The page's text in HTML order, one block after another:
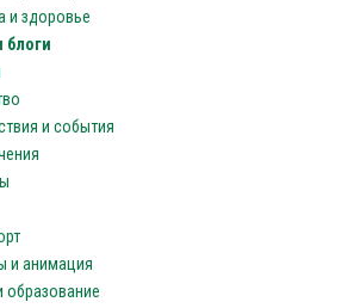
и здоровье
и события
и анимация
образование